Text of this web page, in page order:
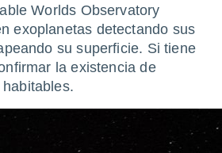
Worlds Observatory
exoplanetas detectando sus
su superficie. Si tiene
la existencia de